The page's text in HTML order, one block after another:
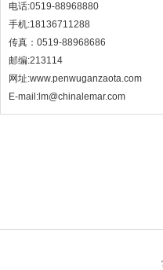
电话:0519-88968880
手机:18136711288
传真：0519-88968686
邮编:213114
网址:www.penwuganzaota.com
E-mail:lm@chinalemar.com